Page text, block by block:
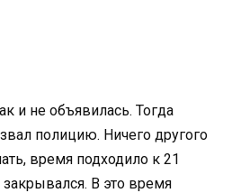
и не объявилась. Тогда
полицию. Ничего другого
время подходило к 21
В это время